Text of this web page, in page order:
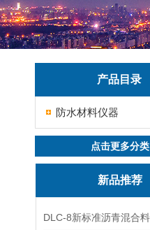
产品目录
防水材料仪器
点击更多分类
新品推荐